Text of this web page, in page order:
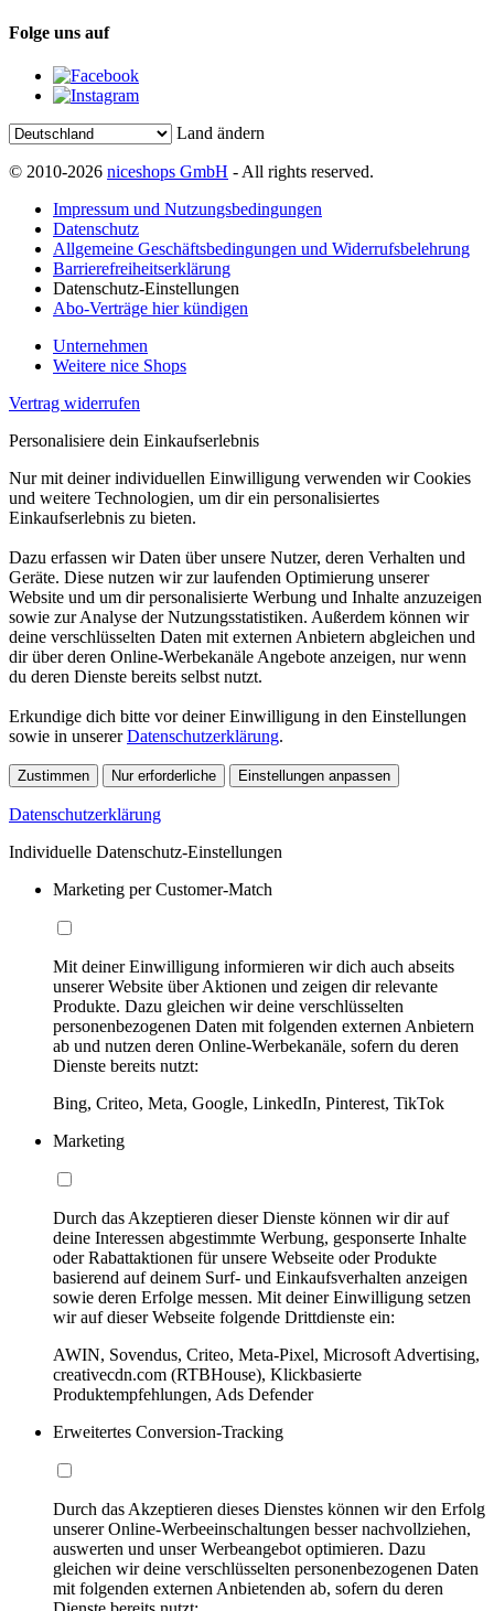
Folge uns auf
Land ändern
© 2010-2026 niceshops GmbH - All rights reserved.
Impressum und Nutzungsbedingungen
Datenschutz
Allgemeine Geschäftsbedingungen und Widerrufsbelehrung
Barrierefreiheitserklärung
Datenschutz-Einstellungen
Abo-Verträge hier kündigen
Unternehmen
Weitere nice Shops
Vertrag widerrufen
Personalisiere dein Einkaufserlebnis
Nur mit deiner individuellen Einwilligung verwenden wir Cookies
und weitere Technologien, um dir ein personalisiertes
Einkaufserlebnis zu bieten.
Dazu erfassen wir Daten über unsere Nutzer, deren Verhalten und
Geräte. Diese nutzen wir zur laufenden Optimierung unserer
Website und um dir personalisierte Werbung und Inhalte anzuzeigen
sowie zur Analyse der Nutzungsstatistiken. Außerdem können wir
deine verschlüsselten Daten mit externen Anbietern abgleichen und
dir über deren Online-Werbekanäle Angebote anzeigen, nur wenn
du deren Dienste bereits selbst nutzt.
Erkundige dich bitte vor deiner Einwilligung in den Einstellungen
sowie in unsererDatenschutzerklärung.
Zustimmen Nur erforderliche Einstellungen anpassen
Datenschutzerklärung
Individuelle Datenschutz-Einstellungen
Marketing per Customer-Match
Mit deiner Einwilligung informieren wir dich auch abseits
unserer Website über Aktionen und zeigen dir relevante
Produkte. Dazu gleichen wir deine verschlüsselten
personenbezogenen Daten mit folgenden externen Anbietern
ab und nutzen deren Online-Werbekanäle, sofern du deren
Dienste bereits nutzt:
Bing, Criteo, Meta, Google, LinkedIn, Pinterest, TikTok
Marketing
Durch das Akzeptieren dieser Dienste können wir dir auf
deine Interessen abgestimmte Werbung, gesponserte Inhalte
oder Rabattaktionen für unsere Webseite oder Produkte
basierend auf deinem Surf- und Einkaufsverhalten anzeigen
sowie deren Erfolge messen. Mit deiner Einwilligung setzen
wir auf dieser Webseite folgende Drittdienste ein:
AWIN, Sovendus, Criteo, Meta-Pixel, Microsoft Advertising,
creativecdn.com (RTBHouse), Klickbasierte
Produktempfehlungen, Ads Defender
Erweitertes Conversion-Tracking
Durch das Akzeptieren dieses Dienstes können wir den Erfolg
unserer Online-Werbeeinschaltungen besser nachvollziehen,
auswerten und unser Werbeangebot optimieren. Dazu
gleichen wir deine verschlüsselten personenbezogenen Daten
mit folgenden externen Anbietenden ab, sofern du deren